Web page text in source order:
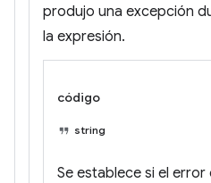
produjo una excepción
la expresión.
código
string
Se establece si el